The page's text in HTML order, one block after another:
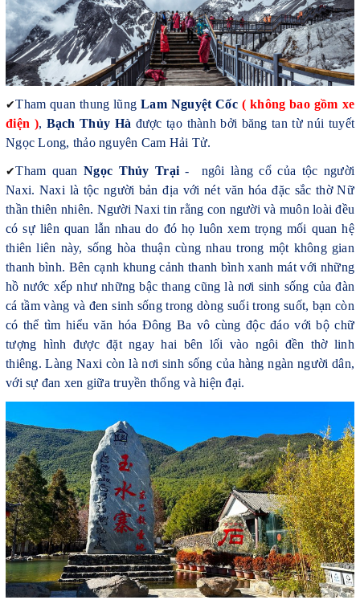
✔Tham quan thung lũngLam Nguyệt Cốc ( không bao gồm xe
điện ), Bạch Thủy Hà được tạo thành bởi băng tan từ núi tuyết
Ngọc Long, thảo nguyên Cam Hải Tử.
✔Tham quanNgọc Thủy Trại - ngôi làng cổ của tộc người
Naxi. Naxi là tộc người bản địa với nét văn hóa đặc sắc thờ Nữ
thần thiên nhiên. Người Naxi tin rằng con người và muôn loài đều
có sự liên quan lẫn nhau do đó họ luôn xem trọng mối quan hệ
thiên liên này, sống hòa thuận cùng nhau trong một không gian
thanh bình. Bên cạnh khung cảnh thanh bình xanh mát với những
hồ nước xếp như những bậc thang cũng là nơi sinh sống của đàn
cá tầm vàng và đen sinh sống trong dòng suối trong suốt, bạn còn
có thể tìm hiểu văn hóa Đông Ba vô cùng độc đáo với bộ chữ
tượng hình được đặt ngay hai bên lối vào ngôi đền thờ linh
thiêng. Làng Naxi còn là nơi sinh sống của hàng ngàn người dân,
với sự đan xen giữa truyền thống và hiện đại.